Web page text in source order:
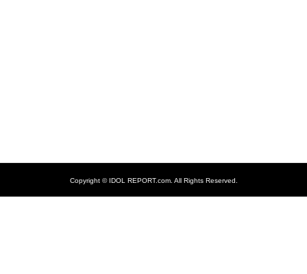
Copyright ©IDOL REPORT.com. All Rights Reserved.